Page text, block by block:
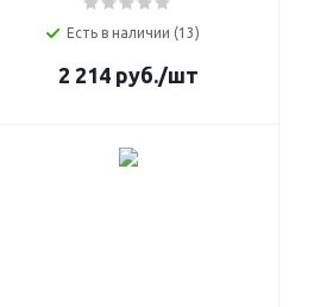
Есть в наличии (13)
2 214руб./шт